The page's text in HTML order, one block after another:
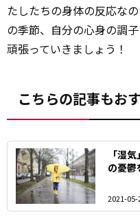
たしたちの身体の反応な
の季節、自分の心身の調
頑張っていきましょう！
こちらの記事もお
「湿
の憂鬱
2021-05-